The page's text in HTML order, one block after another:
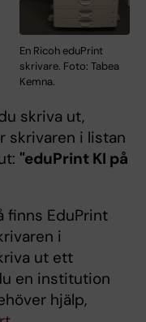
En Ricoh eduPrint
skrivare. Foto: Tabea
Kemna.
skriva ut,
skrivaren i listan
"eduPrint KI på
finns EduPrint
i
ut ett
en institution
hjälp,